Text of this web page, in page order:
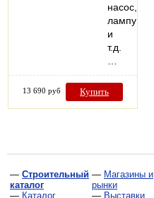
насос,
лампу
и
т.д.
13 690 руб Купить
— Строительный
каталог
— Каталог
— Магазины и
рынки
— Выставки